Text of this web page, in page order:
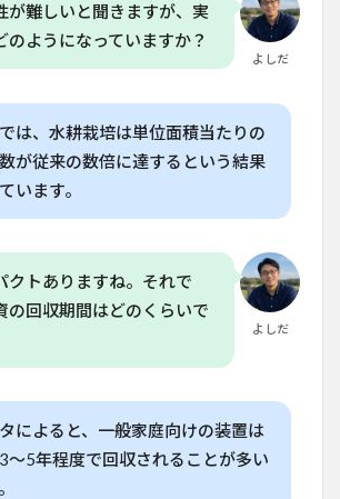
よしだ
が難しいと聞きますが、実
のようになっていますか？
は、水耕栽培は単位面積当たりの
が従来の数倍に達するという結果
います。
よしだ
クトありますね。それで
の回収期間はどのくらいで
によると、一般家庭向けの装置は
〜5年程度で回収されることが多い